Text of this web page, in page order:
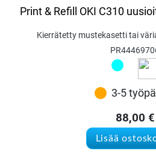
Print & Refill OKI C310
Kierrätetty mustekasetti tai
3-5
88,00 €
Lisää